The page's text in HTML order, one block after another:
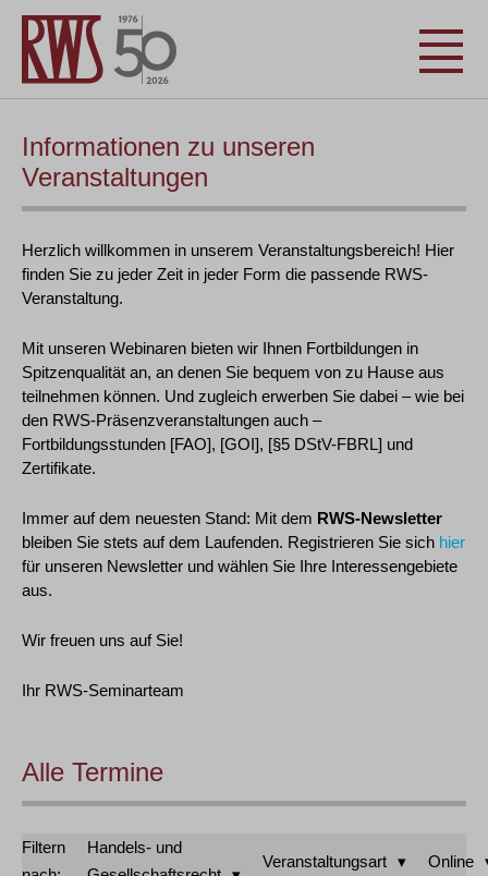
Informationen zu unseren
Veranstaltungen
Herzlich willkommen in unserem Veranstaltungsbereich! Hier
finden Sie zu jeder Zeit in jeder Form die passende RWS-
Veranstaltung.
Mit unseren Webinaren bieten wir Ihnen Fortbildungen in
Spitzenqualität an, an denen Sie bequem von zu Hause aus
teilnehmen können. Und zugleich erwerben Sie dabei – wie bei
den RWS-Präsenzveranstaltungen auch –
Fortbildungsstunden [FAO], [GOI], [§5 DStV-FBRL] und
Zertifikate.
Immer auf dem neuesten Stand: Mit dem RWS-Newsletter
bleiben Sie stets auf dem Laufenden. Registrieren Sie sich hier
für unseren Newsletter und wählen Sie Ihre Interessengebiete
aus.
Wir freuen uns auf Sie!
Ihr RWS-Seminarteam
Alle Termine
Filtern
Handels- und
Veranstaltungsart Online